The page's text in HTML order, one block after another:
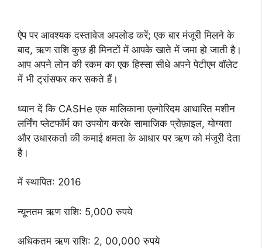
ऐप पर आवश्यक दस्तावेज अपलोड करें; एक बार मंजूरी मिलने के
बाद, ऋण राशि कुछ ही मिनटों में आपके खाते में जमा हो जाती है।
आप अपने लोन की रकम का एक हिस्सा सीधे अपने पेटीएम वॉलेट
में भी ट्रांसफर कर सकते हैं।
ध्यान दें कि CASHe एक मालिकाना एल्गोरिदम आधारित मशीन
लर्निंग प्लेटफॉर्म का उपयोग करके सामाजिक प्रोफ़ाइल, योग्यता
और उधारकर्ता की कमाई क्षमता के आधार पर ऋण को मंजूरी देता
है।
में स्थापित: 2016
न्यूनतम ऋण राशि: 5,000 रुपये
अधिकतम ऋण राशि: 2, 00,000 रुपये